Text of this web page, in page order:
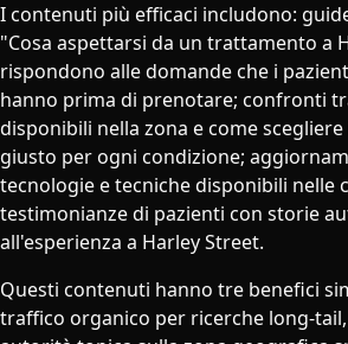
I contenuti più efficaci includono:
"Cosa aspettarsi da un trattamento a
rispondono alle domande che i
hanno prima di prenotare; confronti
disponibili nella zona e come
giusto per ogni condizione;
tecnologie e tecniche disponibili nelle
testimonianze di pazienti con storie
all'esperienza a Harley Street.
Questi contenuti hanno tre benefici
traffico organico per ricerche long-